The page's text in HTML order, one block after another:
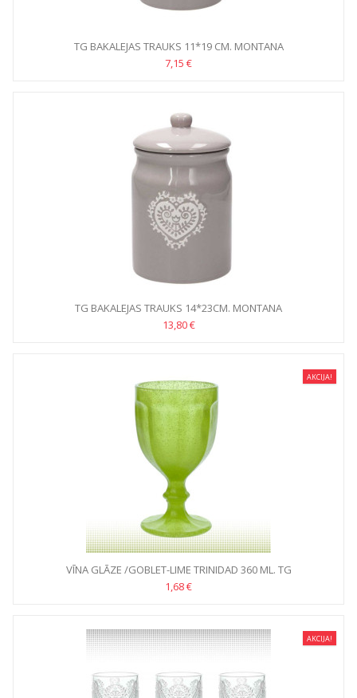
TG BAKALEJAS TRAUKS 11*19 CM. MONTANA
7,15 €
TG BAKALEJAS TRAUKS 14*23CM. MONTANA
13,80 €
AKCIJA!
VĪNA GLĀZE /GOBLET-LIME TRINIDAD 360 ML. TG
1,68 €
AKCIJA!